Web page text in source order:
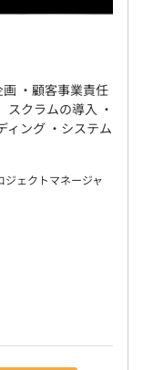
・顧客事業責任
クラムの導入 ・
ィング ・システム
ェクトマネージャ